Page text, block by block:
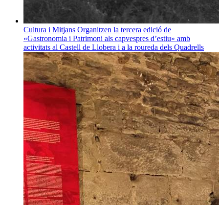
Cultura i Mitjans Organitzen la tercera edició de
«Gastronomia i Patrimoni als capvespres d’estiu» amb
activitats al Castell de Llobera i a la roureda dels Quadrells